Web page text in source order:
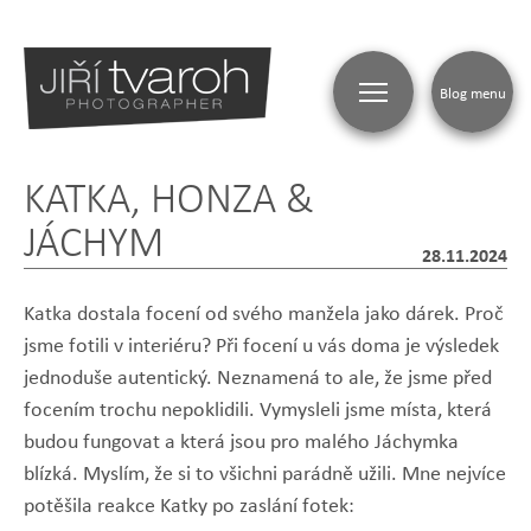
KATKA, HONZA &
JÁCHYM
28.11.2024
Katka dostala focení od svého manžela jako dárek. Proč
jsme fotili v interiéru? Při focení u vás doma je výsledek
jednoduše autentický. Neznamená to ale, že jsme před
focením trochu nepoklidili. Vymysleli jsme místa, která
budou fungovat a která jsou pro malého Jáchymka
blízká. Myslím, že si to všichni parádně užili. Mne nejvíce
potěšila reakce Katky po zaslání fotek:
Blog menu